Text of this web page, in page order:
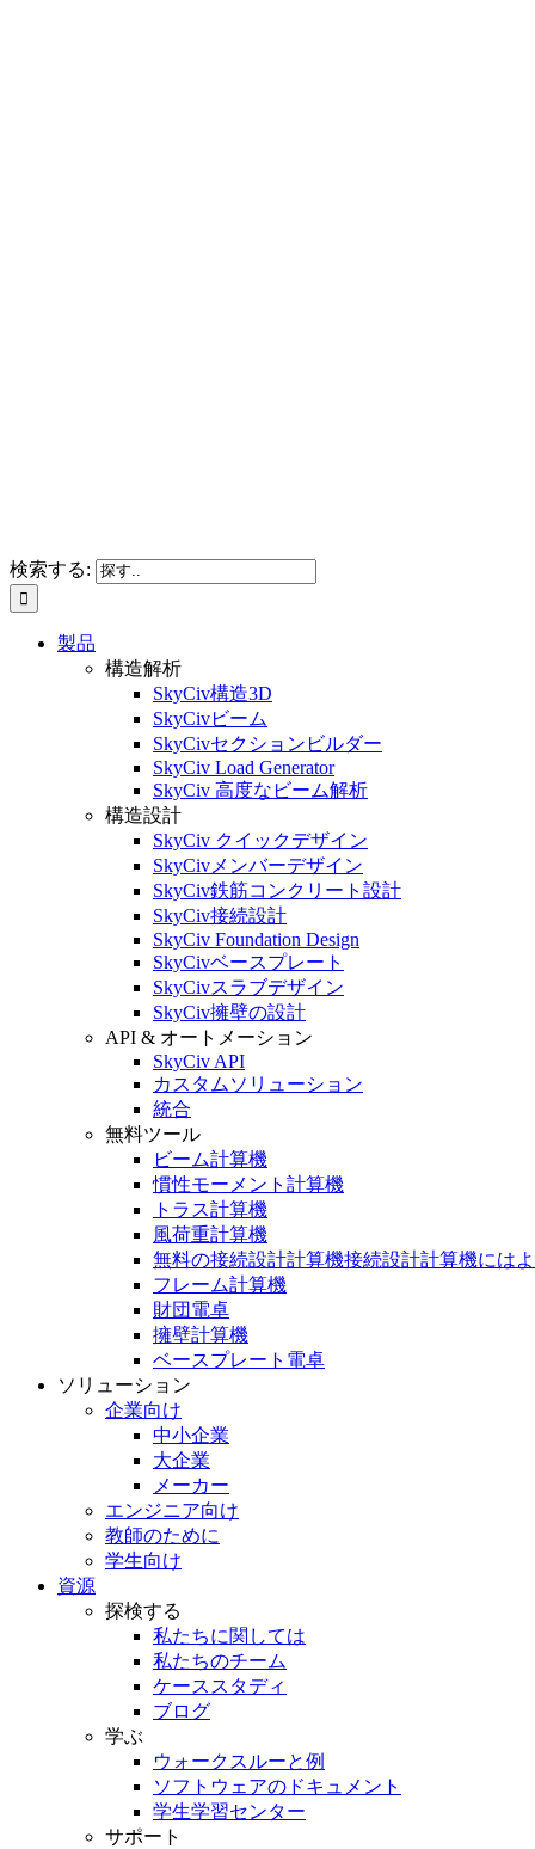
検索する:
製品
構造解析
SkyCiv構造3D
SkyCivビーム
SkyCivセクションビルダー
SkyCiv Load Generator
SkyCiv 高度なビーム解析
構造設計
SkyCiv クイックデザイン
SkyCivメンバーデザイン
SkyCiv鉄筋コンクリート設計
SkyCiv接続設計
SkyCiv Foundation Design
SkyCivベースプレート
SkyCivスラブデザイン
SkyCiv擁壁の設計
API & オートメーション
SkyCiv API
カスタムソリューション
統合
無料ツール
ビーム計算機
慣性モーメント計算機
トラス計算機
風荷重計算機
無料の接続設計計算機接続設計計算機には
フレーム計算機
財団電卓
擁壁計算機
ベースプレート電卓
ソリューション
企業向け
中小企業
大企業
メーカー
エンジニア向け
教師のために
学生向け
資源
探検する
私たちに関しては
私たちのチーム
ケーススタディ
ブログ
学ぶ
ウォークスルーと例
ソフトウェアのドキュメント
学生学習センター
サポート